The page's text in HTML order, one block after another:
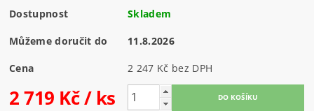
Dostupnost Skladem
Můžeme doručit do 11.8.2026
Cena 2 247 Kč bez DPH
2 719 Kč/ ks